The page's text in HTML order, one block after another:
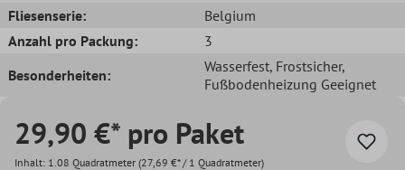
Fliesenserie:
Belgium
Anzahl pro Packung:
3
Besonderheiten:
Wasserfest, Frostsicher,
Fußbodenheizung Geeignet
29,90 €* pro Paket
Inhalt: 1.08 Quadratmeter (27,69 €* / 1 Quadratmeter)